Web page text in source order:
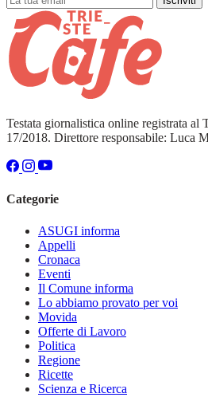
Testata giornalistica online registrata al
17/2018. Direttore responsabile: Luca
Categorie
ASUGI informa
Appelli
Cronaca
Eventi
Il Comune informa
Lo abbiamo provato per voi
Movida
Offerte di Lavoro
Politica
Regione
Ricette
Scienza e Ricerca